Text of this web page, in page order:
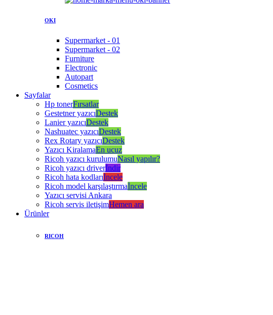
OKI
Supermarket - 01
Supermarket - 02
Furniture
Electronic
Autopart
Cosmetics
Sayfalar
Hp tonerFırsatlar
Gestetner yazıcıDestek
Lanier yazıcıDestek
Nashuatec yazıcıDestek
Rex Rotary yazıcıDestek
Yazıcı KiralamaEn ucuz
Ricoh yazıcı kurulumuNasıl yapılır?
Ricoh yazıcı driverİndir
Ricoh hata kodlarıİncele
Ricoh model karşılaştırmaİncele
Yazıcı servisi Ankara
Ricoh servis iletişimHemen ara
Ürünler
RICOH